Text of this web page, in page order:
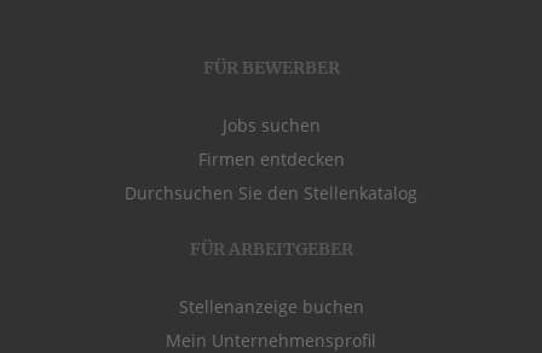
FÜR BEWERBER
Jobs suchen
Firmen entdecken
Durchsuchen Sie den Stellenkatalog
FÜR ARBEITGEBER
Stellenanzeige buchen
Mein Unternehmensprofil